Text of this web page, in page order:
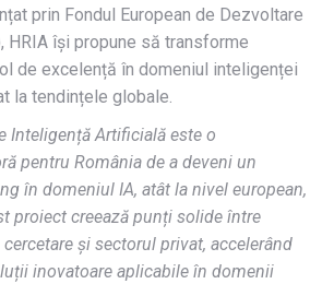
prin Fondul European de Dezvoltare
HRIA își propune să transforme
de excelență în domeniul inteligenței
la tendințele globale.
Inteligență Artificială este o
pentru România de a deveni un
în domeniul IA, atât la nivel european,
proiect creează punți solide între
și sectorul privat, accelerând
inovatoare aplicabile în domenii